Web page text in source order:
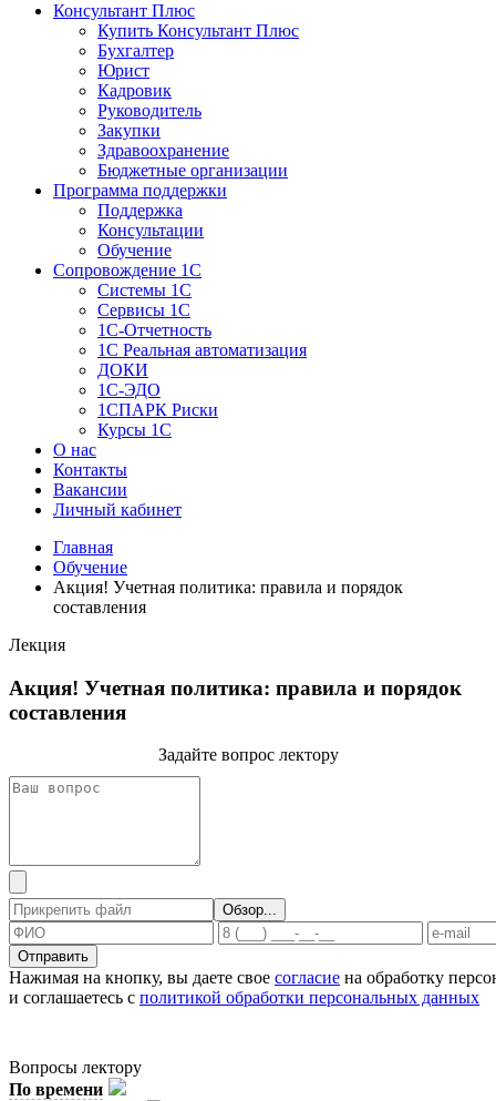
Консультант Плюс
Купить Консультант Плюс
Бухгалтер
Юрист
Кадровик
Руководитель
Закупки
Здравоохранение
Бюджетные организации
Программа поддержки
Поддержка
Консультации
Обучение
Сопровождение 1С
Системы 1С
Сервисы 1С
1C-Отчетность
1С Реальная автоматизация
ДОКИ
1C-ЭДО
1СПАРК Риски
Курсы 1С
О нас
Контакты
Вакансии
Личный кабинет
Главная
Обучение
Акция! Учетная политика: правила и порядок
составления
Лекция
Акция! Учетная политика: правила и порядок
составления
Задайте вопрос лектору
Отправить
Нажимая на кнопку, вы даете свое согласие на обработку
и соглашаетесь с политикой обработки персональных данных
Вопросы лектору
По времени